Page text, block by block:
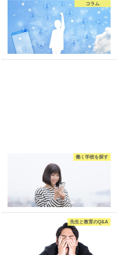
コラム
働く学校を探す
先生と教育のQ&A